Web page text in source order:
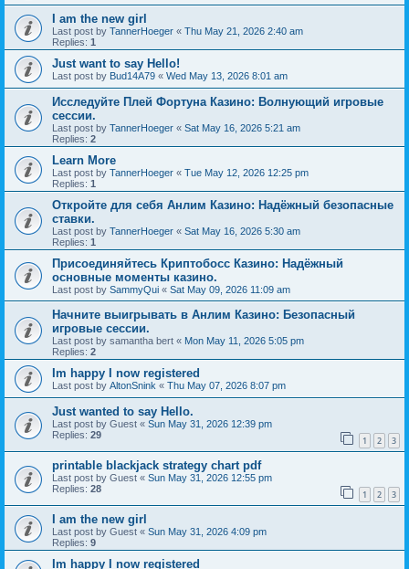
I am the new girl
Last post by TannerHoeger « Thu May 21, 2026 2:40 am
Replies: 1
Just want to say Hello!
Last post by Bud14A79 « Wed May 13, 2026 8:01 am
Исследуйте Плей Фортуна Казино: Волнующий игровые
сессии.
Last post by TannerHoeger « Sat May 16, 2026 5:21 am
Replies: 2
Learn More
Last post by TannerHoeger « Tue May 12, 2026 12:25 pm
Replies: 1
Откройте для себя Анлим Казино: Надёжный безопасные
ставки.
Last post by TannerHoeger « Sat May 16, 2026 5:30 am
Replies: 1
Присоединяйтесь Криптобосс Казино: Надёжный
основные моменты казино.
Last post by SammyQui « Sat May 09, 2026 11:09 am
Начните выигрывать в Анлим Казино: Безопасный
игровые сессии.
Last post by samantha bert « Mon May 11, 2026 5:05 pm
Replies: 2
Im happy I now registered
Last post by AltonSnink « Thu May 07, 2026 8:07 pm
Just wanted to say Hello.
Last post by Guest « Sun May 31, 2026 12:39 pm
Replies: 29 1 2 3
printable blackjack strategy chart pdf
Last post by Guest « Sun May 31, 2026 12:55 pm
Replies: 28 1 2 3
I am the new girl
Last post by Guest « Sun May 31, 2026 4:09 pm
Replies: 9
Im happy I now registered